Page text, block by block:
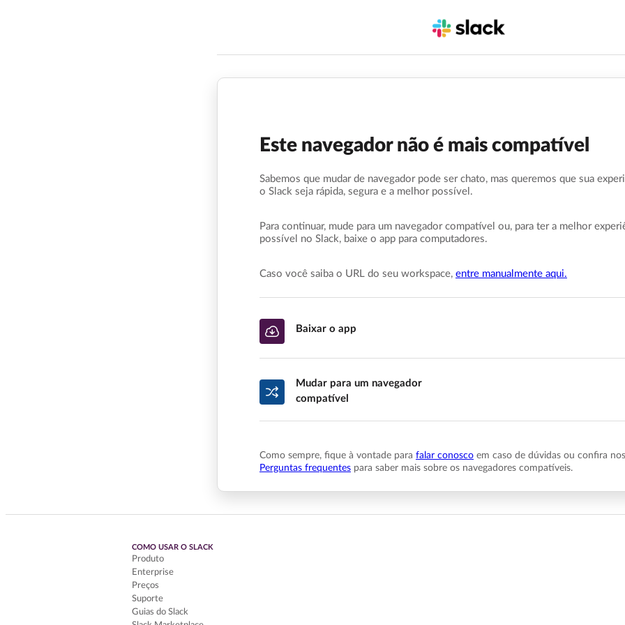
Este navegador não é mais compatível
Sabemos que mudar de navegador pode ser chato, mas queremos que sua
o Slack seja rápida, segura e a melhor possível.
Para continuar, mude para um navegador compatível ou, para ter a melhor
possível no Slack, baixe o app para computadores.
Caso você saiba o URL do seu workspace, entre manualmente aqui.
Baixar o app
Mudar para um navegador
compatível
Como sempre, fique à vontade para falar conosco em caso de dúvidas ou confira
Perguntas frequentes para saber mais sobre os navegadores compatíveis.
COMO USAR O SLACK
Produto
Enterprise
Preços
Suporte
Guias do Slack